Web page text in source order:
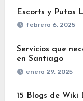
Escorts y Putas
febrero 6, 2025
Servicios que
en Santiago
enero 29, 2025
15 Blogs de